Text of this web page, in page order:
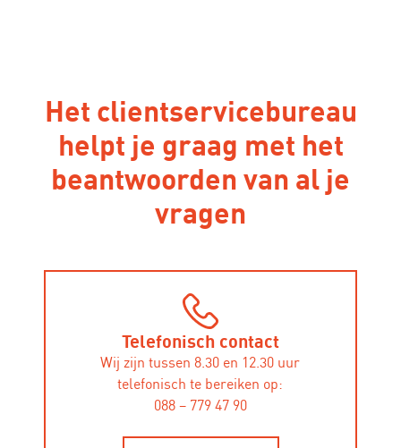
Het clientservicebureau
helpt je graag met het
beantwoorden van al je
vragen
Telefonisch contact
Wij zijn tussen 8.30 en 12.30 uur
telefonisch te bereiken op:
088 – 779 47 90